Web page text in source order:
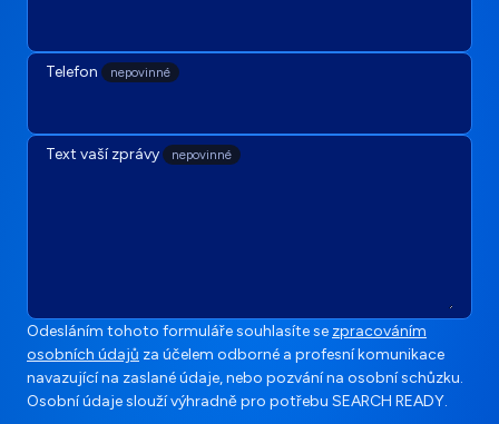
Telefon nepovinné
Text vaší zprávy nepovinné
Odesláním tohoto formuláře souhlasíte se zpracováním
osobních údajů za účelem odborné a profesní komunikace
navazující na zaslané údaje, nebo pozvání na osobní schůzku.
Osobní údaje slouží výhradně pro potřebu SEARCH READY.